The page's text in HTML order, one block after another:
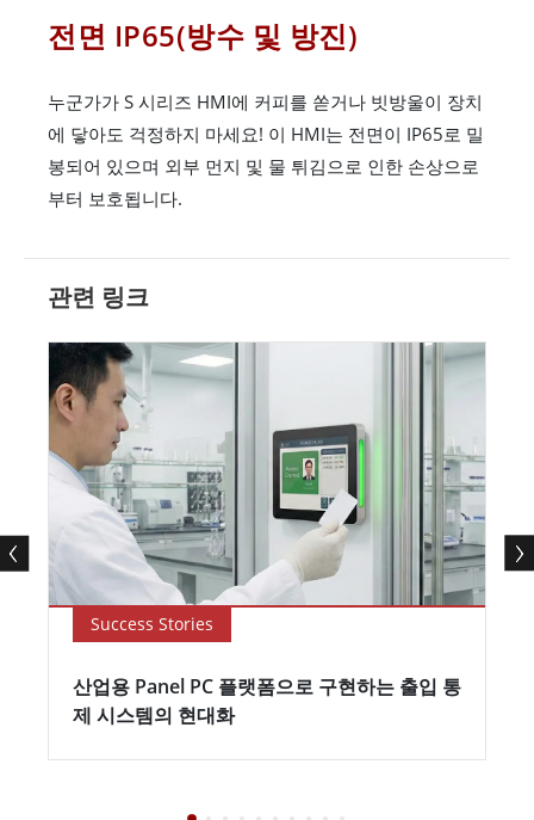
전면 IP65(방수 및 방진)
누군가가 S 시리즈 HMI에 커피를 쏟거나 빗방울이 장치
에 닿아도 걱정하지 마세요! 이 HMI는 전면이 IP65로 밀
봉되어 있으며 외부 먼지 및 물 튀김으로 인한 손상으로
부터 보호됩니다.
관련 링크
Success Stories
산업용 Panel PC 플랫폼으로 구현하는 출입 통
제 시스템의 현대화